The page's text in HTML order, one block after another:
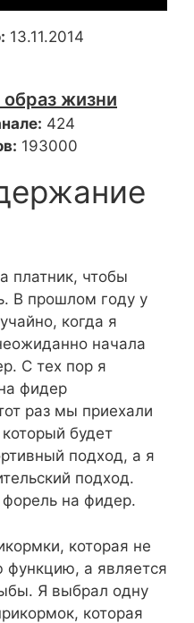
13.11.2014
жизни
424
193000
платник, чтобы
В прошлом году у
когда я
начала
С тех пор я
фидер
раз мы приехали
будет
подход, а я
подход.
на фидер.
которая не
функцию, а является
Я выбрал одну
которая